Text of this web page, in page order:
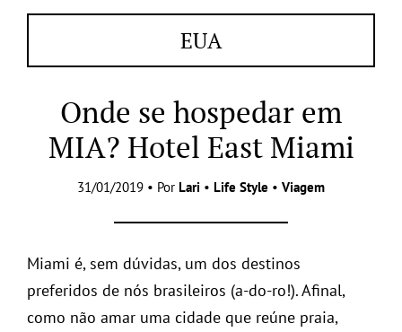
EUA
Onde se hospedar em
MIA? Hotel East Miami
31/01/2019 • Por Lari • Life Style • Viagem
Miami é, sem dúvidas, um dos destinos
preferidos de nós brasileiros (a-do-ro!). Afinal,
como não amar uma cidade que reúne praia,